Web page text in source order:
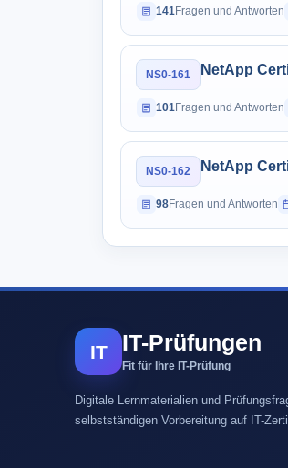
141Fragen und Antworten
NS0-161 NetApp
101Fragen und Antworten
NS0-162 NetApp
98Fragen und Antworten
IT IT-Prüfungen
Fit für Ihre IT-Prüfung
Digitale Lernmaterialien und
selbstständigen Vorbereitung auf IT-